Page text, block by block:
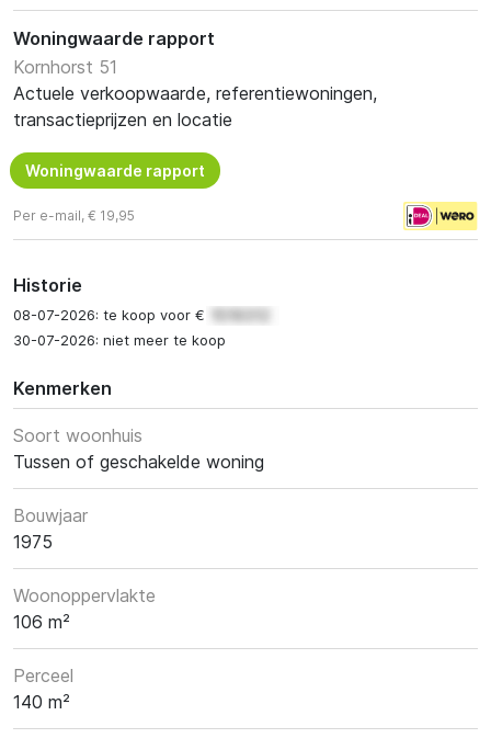
Woningwaarde rapport
Kornhorst 51
Actuele verkoopwaarde, referentiewoningen,
transactieprijzen en locatie
Woningwaarde rapport
Per e-mail, € 19,95
Historie
08-07-2026: te koop voor €
30-07-2026: niet meer te koop
Kenmerken
Soort woonhuis
Tussen of geschakelde woning
Bouwjaar
1975
Woonoppervlakte
106 m²
Perceel
140 m²